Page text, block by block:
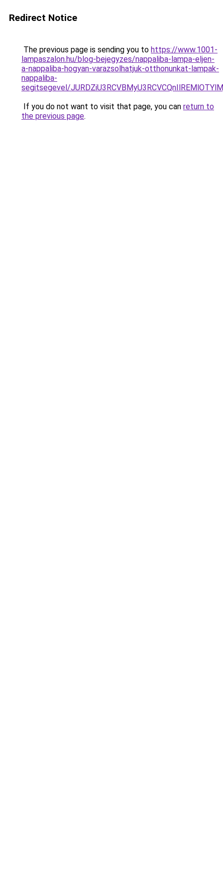
Redirect Notice
The previous page is sending you to https://www.1001-
lampaszalon.hu/blog-bejegyzes/nappaliba-lampa-eljen-
a-nappaliba-hogyan-varazsolhatjuk-otthonunkat-lampak-
nappaliba-
segitsegevel/
If you do not want to visit that page, you can return to
the previous page.